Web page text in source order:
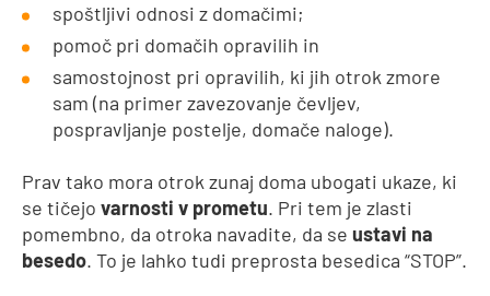
spoštljivi odnosi z domačimi;
pomoč pri domačih opravilih in
samostojnost pri opravilih, ki jih otrok zmore
sam (na primer zavezovanje čevljev,
pospravljanje postelje, domače naloge).
Prav tako mora otrok zunaj doma ubogati ukaze, ki
se tičejo varnosti v prometu. Pri tem je zlasti
pomembno, da otroka navadite, da se ustavi na
besedo. To je lahko tudi preprosta besedica “STOP”.